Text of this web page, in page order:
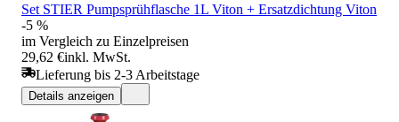
Set STIER Pumpsprühflasche 1L Viton + Ersatzdichtung Viton
-5 %
im Vergleich zu Einzelpreisen
29,62 €inkl. MwSt.
Lieferung bis 2-3 Arbeitstage
Details anzeigen